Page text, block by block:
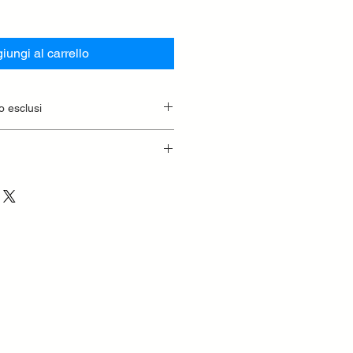
al carrello
esclusi